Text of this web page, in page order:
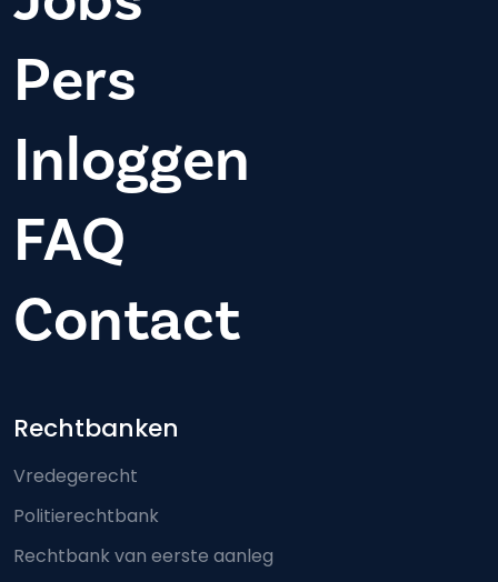
Pers
Inloggen
FAQ
Contact
Footer-menu
Rechtbanken
Vredegerecht
Politierechtbank
Rechtbank van eerste aanleg